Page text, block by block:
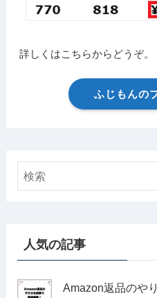
詳しくはこちらからどうぞ。
ふじもんの
人気の記事
Amazon返品のや